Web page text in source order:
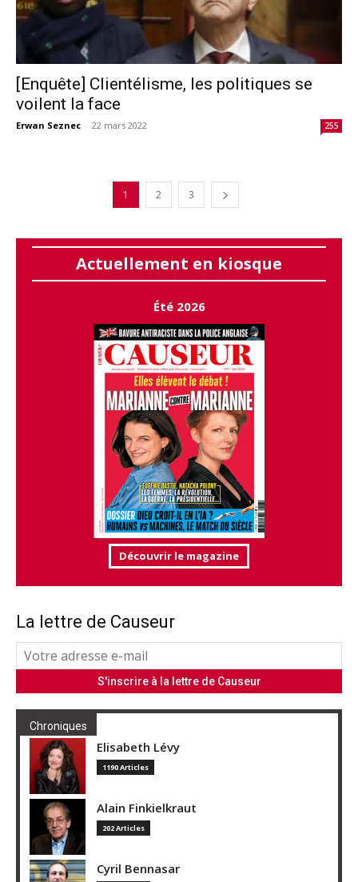
[Enquête] Clientélisme, les politiques se
voilent la face
Erwan Seznec - 22 mars 2022 255
1 2 3
Actuellement en kiosque
Été 2026
Découvrir le magazine
La lettre de Causeur
Chroniques
Elisabeth Lévy
1190 Articles
Alain Finkielkraut
202 Articles
Cyril Bennasar